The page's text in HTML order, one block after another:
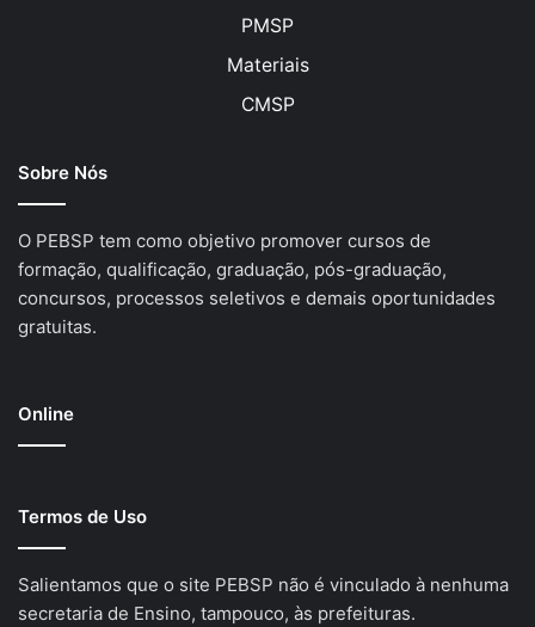
PMSP
Materiais
CMSP
Sobre Nós
O PEBSP tem como objetivo promover cursos de
formação, qualificação, graduação, pós-graduação,
concursos, processos seletivos e demais oportunidades
gratuitas.
Online
Termos de Uso
Salientamos que o site PEBSP não é vinculado à nenhuma
secretaria de Ensino, tampouco, às prefeituras.